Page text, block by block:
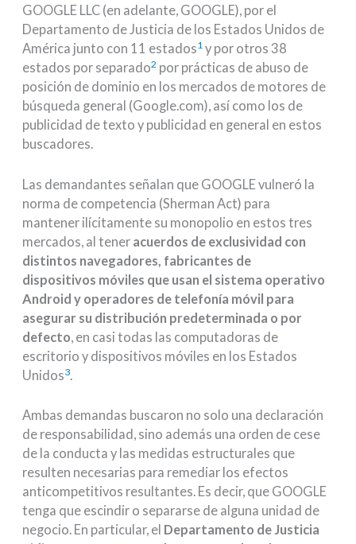
GOOGLE LLC (en adelante, GOOGLE), por el
Departamento de Justicia de los Estados Unidos de
América junto con 11 estados1y por otros 38
estados por separado2 por prácticas de abuso de
posición de dominio en los mercados de motores de
búsqueda general (Google.com), así como los de
publicidad de texto y publicidad en general en estos
buscadores.
Las demandantes señalan que GOOGLE vulneró la
norma de competencia (Sherman Act) para
mantener ilícitamente su monopolio en estos tres
mercados, al tener acuerdos de exclusividad con
distintos navegadores, fabricantes de
dispositivos móviles que usan el sistema operativo
Android y operadores de telefonía móvil para
asegurar su distribución predeterminada o por
defecto , en casi todas las computadoras de
escritorio y dispositivos móviles en los Estados
Unidos3.
Ambas demandas buscaron no solo una declaración
de responsabilidad, sino además una orden de cese
de la conducta y las medidas estructurales que
resulten necesarias para remediar los efectos
anticompetitivos resultantes. Es decir, que GOOGLE
tenga que escindir o separarse de alguna unidad de
negocio. En particular, el Departamento de Justicia